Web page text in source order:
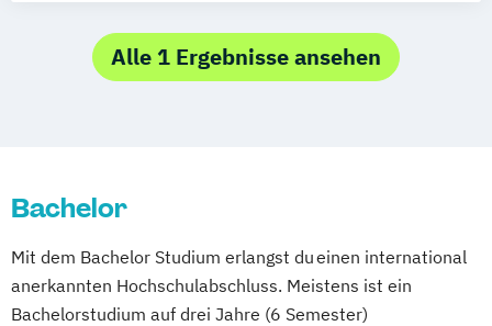
Alle 1 Ergebnisse ansehen
Bachelor
Mit dem Bachelor Studium erlangst du einen international
anerkannten Hochschulabschluss. Meistens ist ein
Bachelorstudium auf drei Jahre (6 Semester)